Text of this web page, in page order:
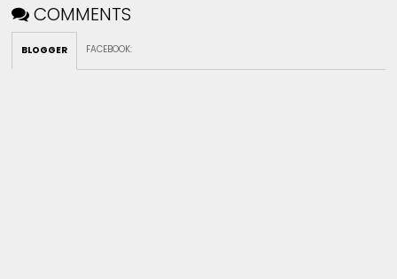
COMMENTS
BLOGGER FACEBOOK: